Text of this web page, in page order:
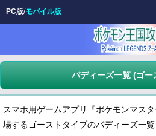
バディーズ一覧 (ゴー
スマホ用ゲームアプリ『ポケモンマス
場するゴーストタイプのバディーズ一
PC版/モバイル版